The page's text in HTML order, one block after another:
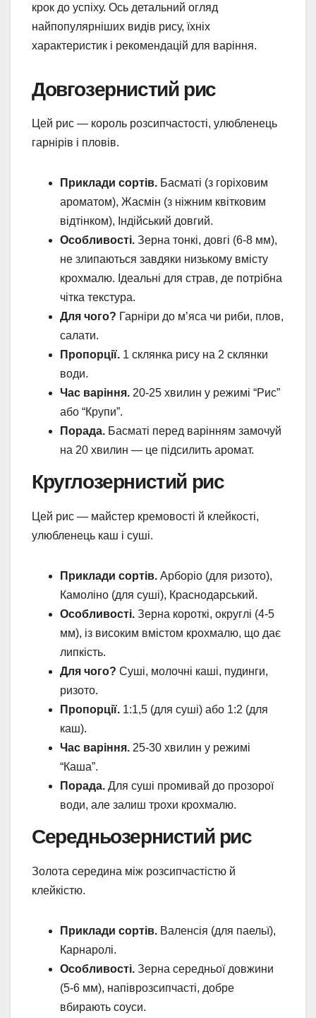
крок до успіху. Ось детальний огляд
найпопулярніших видів рису, їхніх
характеристик і рекомендацій для варіння.
Довгозернистий рис
Цей рис — король розсипчастості, улюбленець
гарнірів і пловів.
Приклади сортів. Басматі (з горіховим
ароматом), Жасмін (з ніжним квітковим
відтінком), Індійський довгий.
Особливості. Зерна тонкі, довгі (6-8 мм),
не злипаються завдяки низькому вмісту
крохмалю. Ідеальні для страв, де потрібна
чітка текстура.
Для чого? Гарніри до м’яса чи риби, плов,
салати.
Пропорції. 1 склянка рису на 2 склянки
води.
Час варіння. 20-25 хвилин у режимі “Рис”
або “Крупи”.
Порада. Басматі перед варінням замочуй
на 20 хвилин — це підсилить аромат.
Круглозернистий рис
Цей рис — майстер кремовості й клейкості,
улюбленець каш і суші.
Приклади сортів. Арборіо (для ризото),
Камоліно (для суші), Краснодарський.
Особливості. Зерна короткі, округлі (4-5
мм), із високим вмістом крохмалю, що дає
липкість.
Для чого? Суші, молочні каші, пудинги,
ризото.
Пропорції. 1:1,5 (для суші) або 1:2 (для
каш).
Час варіння. 25-30 хвилин у режимі
“Каша”.
Порада. Для суші промивай до прозорої
води, але залиш трохи крохмалю.
Середньозернистий рис
Золота середина між розсипчастістю й
клейкістю.
Приклади сортів. Валенсія (для паельї),
Карнаролі.
Особливості. Зерна середньої довжини
(5-6 мм), напіврозсипчасті, добре
вбирають соуси.